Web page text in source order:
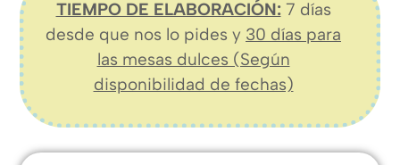
TIEMPO DE ELABORACIÓN:7 días
desde que nos lo pides y 30 días para
las mesas dulces (Según
disponibilidad de fechas)